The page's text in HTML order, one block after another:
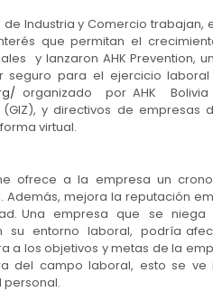
de Industria y Comercio
que permitan el
y lanzaron AHK Prevention,
seguro para el ejercicio
organizado por AHK
y directivos de
virtual.
ofrece a la empresa un
Además, mejora la reputación
Una empresa que se
entorno laboral, podría
a los objetivos y metas de la
del campo laboral, esto se
personal.